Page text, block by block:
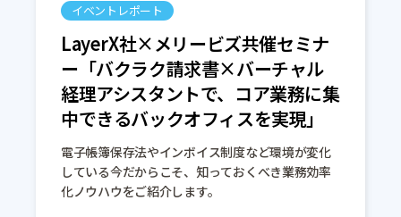
イベントレポート
LayerX社×メリービズ共催セミナ
ー「バクラク請求書×バーチャル
経理アシスタントで、コア業務に集
中できるバックオフィスを実現」
電子帳簿保存法やインボイス制度など環境が変化
している今だからこそ、知っておくべき業務効率
化ノウハウをご紹介します。